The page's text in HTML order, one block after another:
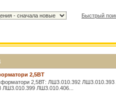
Быстрый
2,5ВТ
2,5ВТ: ЛШ3.010.392
ЛШ3.010.399 ЛШ3.010.406...